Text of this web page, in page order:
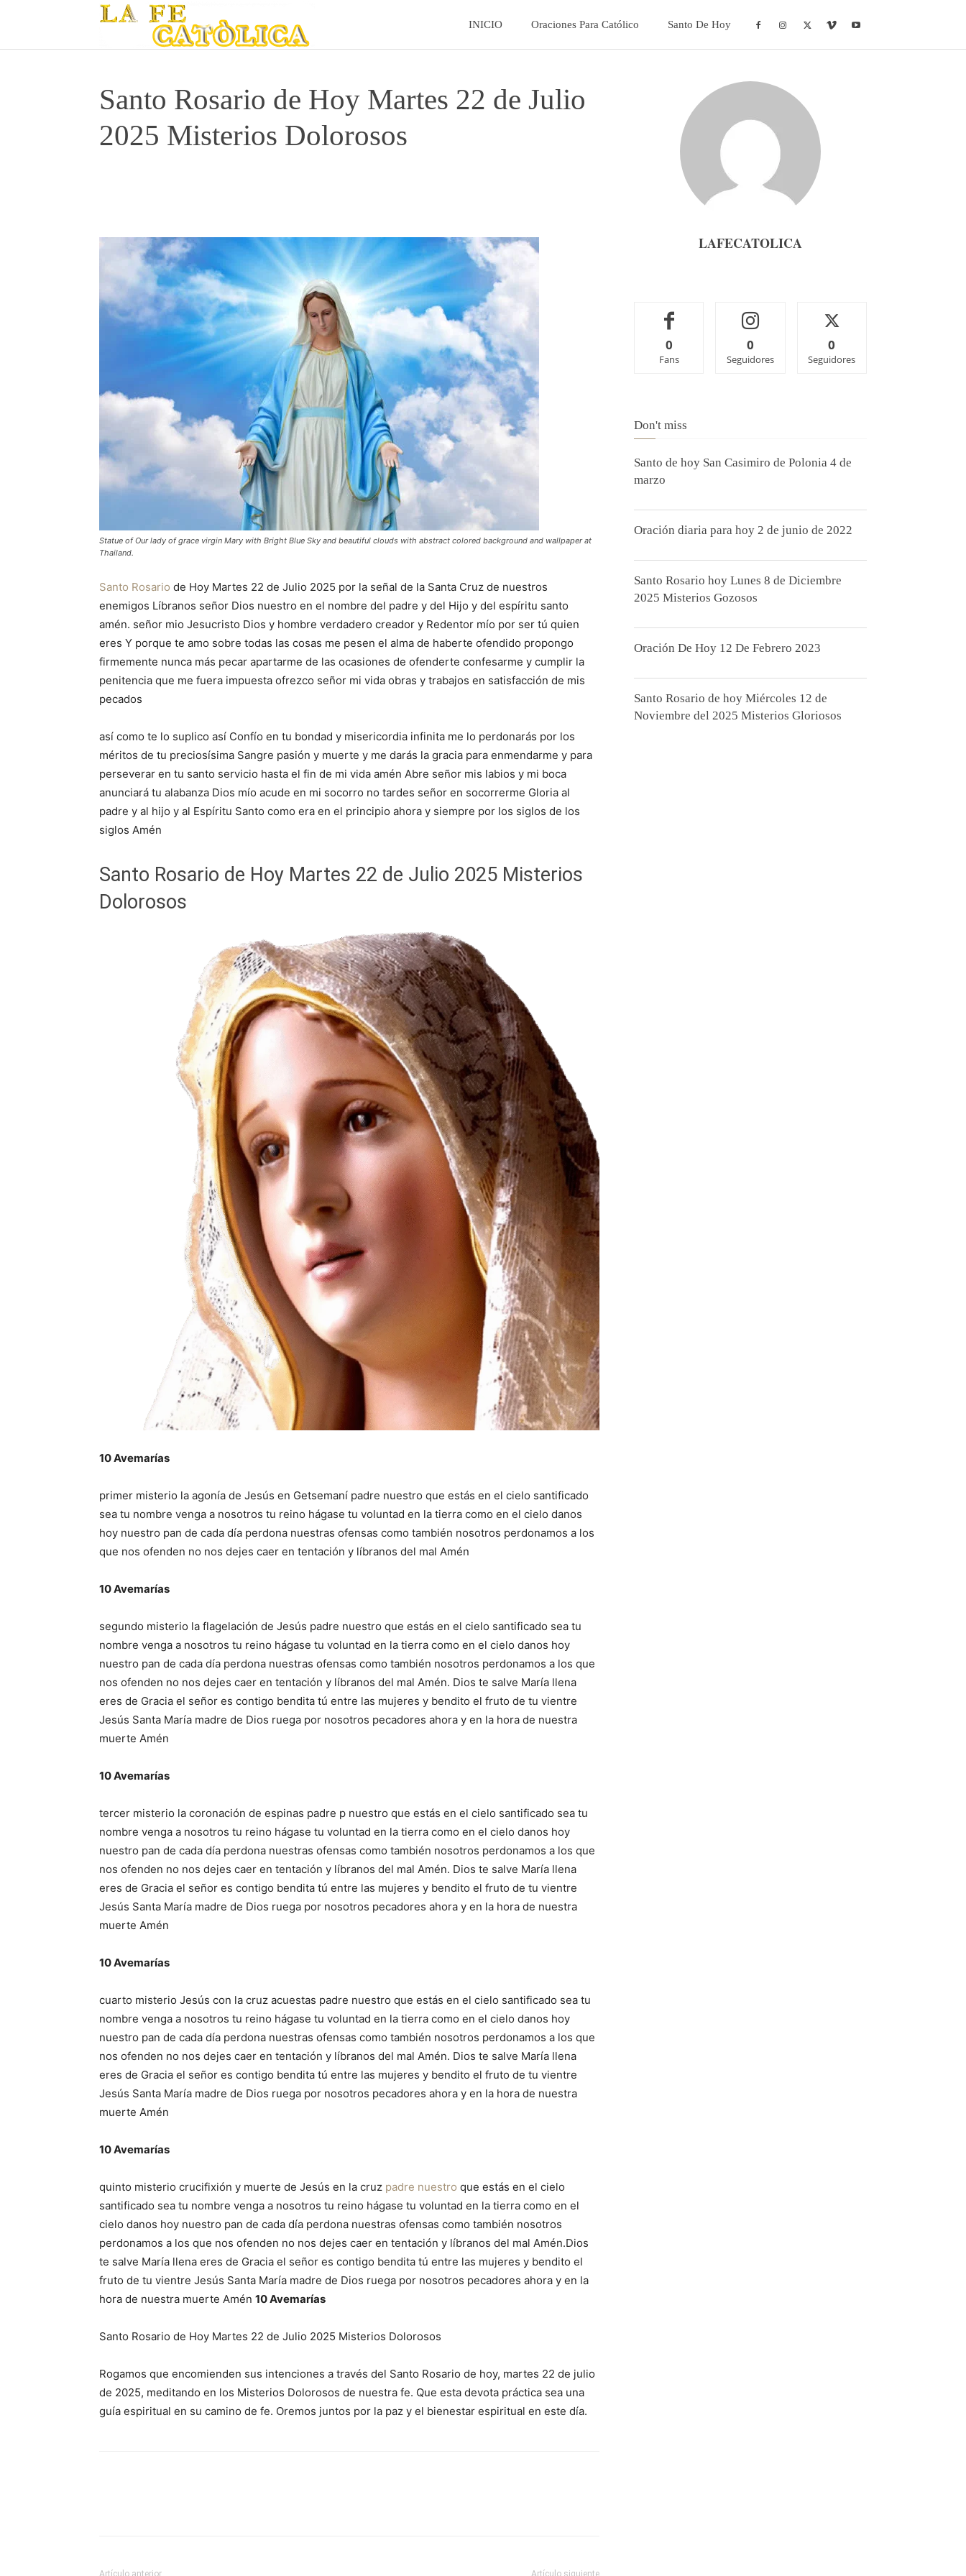
INICIO Oraciones Para Católico Santo De Hoy
Santo Rosario de Hoy Martes 22 de Julio
2025 Misterios Dolorosos
Statue of Our lady of grace virgin Mary with Bright Blue Sky and beautiful clouds with abstract colored background and wallpaper at
Thailand.
Santo Rosario de Hoy Martes 22 de Julio 2025 por la señal de la Santa Cruz de nuestros
enemigos Líbranos señor Dios nuestro en el nombre del padre y del Hijo y del espíritu santo
amén. señor mio Jesucristo Dios y hombre verdadero creador y Redentor mío por ser tú quien
eres Y porque te amo sobre todas las cosas me pesen el alma de haberte ofendido propongo
firmemente nunca más pecar apartarme de las ocasiones de ofenderte confesarme y cumplir la
penitencia que me fuera impuesta ofrezco señor mi vida obras y trabajos en satisfacción de mis
pecados
así como te lo suplico así Confío en tu bondad y misericordia infinita me lo perdonarás por los
méritos de tu preciosísima Sangre pasión y muerte y me darás la gracia para enmendarme y para
perseverar en tu santo servicio hasta el fin de mi vida amén Abre señor mis labios y mi boca
anunciará tu alabanza Dios mío acude en mi socorro no tardes señor en socorrerme Gloria al
padre y al hijo y al Espíritu Santo como era en el principio ahora y siempre por los siglos de los
siglos Amén
Santo Rosario de Hoy Martes 22 de Julio 2025 Misterios
Dolorosos
10 Avemarías
primer misterio la agonía de Jesús en Getsemaní padre nuestro que estás en el cielo santificado
sea tu nombre venga a nosotros tu reino hágase tu voluntad en la tierra como en el cielo danos
hoy nuestro pan de cada día perdona nuestras ofensas como también nosotros perdonamos a los
que nos ofenden no nos dejes caer en tentación y líbranos del mal Amén
10 Avemarías
segundo misterio la flagelación de Jesús padre nuestro que estás en el cielo santificado sea tu
nombre venga a nosotros tu reino hágase tu voluntad en la tierra como en el cielo danos hoy
nuestro pan de cada día perdona nuestras ofensas como también nosotros perdonamos a los que
nos ofenden no nos dejes caer en tentación y líbranos del mal Amén. Dios te salve María llena
eres de Gracia el señor es contigo bendita tú entre las mujeres y bendito el fruto de tu vientre
Jesús Santa María madre de Dios ruega por nosotros pecadores ahora y en la hora de nuestra
muerte Amén
10 Avemarías
tercer misterio la coronación de espinas padre p nuestro que estás en el cielo santificado sea tu
nombre venga a nosotros tu reino hágase tu voluntad en la tierra como en el cielo danos hoy
nuestro pan de cada día perdona nuestras ofensas como también nosotros perdonamos a los que
nos ofenden no nos dejes caer en tentación y líbranos del mal Amén. Dios te salve María llena
eres de Gracia el señor es contigo bendita tú entre las mujeres y bendito el fruto de tu vientre
Jesús Santa María madre de Dios ruega por nosotros pecadores ahora y en la hora de nuestra
muerte Amén
10 Avemarías
cuarto misterio Jesús con la cruz acuestas padre nuestro que estás en el cielo santificado sea tu
nombre venga a nosotros tu reino hágase tu voluntad en la tierra como en el cielo danos hoy
nuestro pan de cada día perdona nuestras ofensas como también nosotros perdonamos a los que
nos ofenden no nos dejes caer en tentación y líbranos del mal Amén. Dios te salve María llena
eres de Gracia el señor es contigo bendita tú entre las mujeres y bendito el fruto de tu vientre
Jesús Santa María madre de Dios ruega por nosotros pecadores ahora y en la hora de nuestra
muerte Amén
10 Avemarías
quinto misterio crucifixión y muerte de Jesús en la cruz padre nuestro que estás en el cielo
santificado sea tu nombre venga a nosotros tu reino hágase tu voluntad en la tierra como en el
cielo danos hoy nuestro pan de cada día perdona nuestras ofensas como también nosotros
perdonamos a los que nos ofenden no nos dejes caer en tentación y líbranos del mal Amén.Dios
te salve María llena eres de Gracia el señor es contigo bendita tú entre las mujeres y bendito el
fruto de tu vientre Jesús Santa María madre de Dios ruega por nosotros pecadores ahora y en la
hora de nuestra muerte Amén 10 Avemarías
Santo Rosario de Hoy Martes 22 de Julio 2025 Misterios Dolorosos
Rogamos que encomienden sus intenciones a través del Santo Rosario de hoy, martes 22 de julio
de 2025, meditando en los Misterios Dolorosos de nuestra fe. Que esta devota práctica sea una
guía espiritual en su camino de fe. Oremos juntos por la paz y el bienestar espiritual en este día.
Artículo anterior Artículo siguiente
LAFECATOLICA
0
Fans
0
Seguidores
0
Seguidores
Don't miss
Santo de hoy San Casimiro de Polonia 4 de
marzo
Oración diaria para hoy 2 de junio de 2022
Santo Rosario hoy Lunes 8 de Diciembre
2025 Misterios Gozosos
Oración De Hoy 12 De Febrero 2023
Santo Rosario de hoy Miércoles 12 de
Noviembre del 2025 Misterios Gloriosos